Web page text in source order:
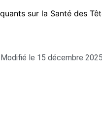
sur la Santé des
Modifié le 15 décembre